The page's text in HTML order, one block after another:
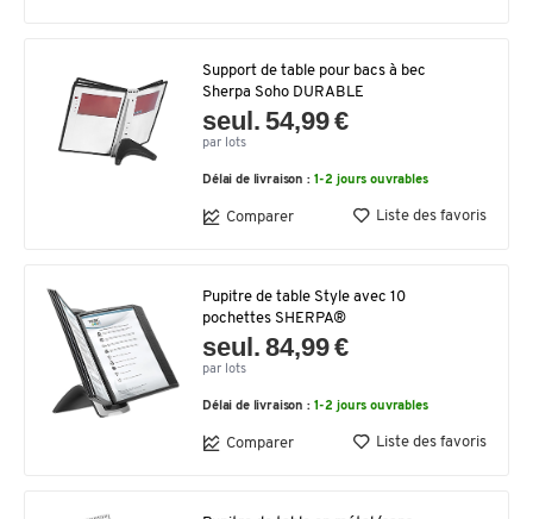
Support de table pour bacs à bec
Sherpa Soho DURABLE
seul. 54,99 €
par lots
Délai de livraison : 1-2 jours ouvrables
Comparer Liste des favoris
Pupitre de table Style avec 10
pochettes SHERPA®
seul. 84,99 €
par lots
Délai de livraison : 1-2 jours ouvrables
Comparer Liste des favoris